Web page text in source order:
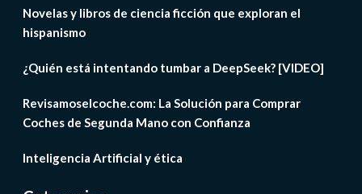
Novelas y libros de ciencia ficción que exploran el
hispanismo
¿Quién está intentando tumbar a DeepSeek? [VIDEO]
Revisamoselcoche.com: La Solución para Comprar
Coches de Segunda Mano con Confianza
Inteligencia Artificial y ética